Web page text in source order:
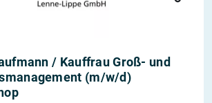
/ Kauffrau Groß- und
(m/w/d)